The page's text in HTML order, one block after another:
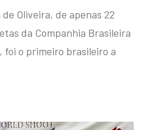
Oliveira, de apenas 22
da Companhia Brasileira
foi o primeiro brasileiro a